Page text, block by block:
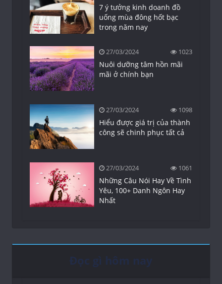
7 ý tưởng kinh doanh đồ
uống mùa đông hốt bạc
trong năm nay
27/03/2024 1023
Nuôi dưỡng tâm hồn mãi
mãi ở chính bạn
27/03/2024 1098
Hiểu được giá trị của thành
công sẽ chinh phục tất cả
27/03/2024 1061
Những Câu Nói Hay Về Tình
Yêu, 100+ Danh Ngôn Hay
Nhất
Đọc gì hôm nay